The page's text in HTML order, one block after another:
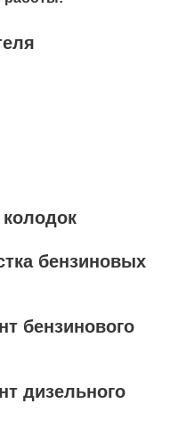
бензиновых
бензинового
дизельного